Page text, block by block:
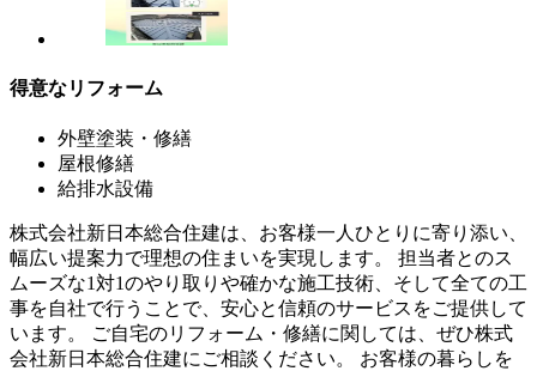
得意なリフォーム
外壁塗装・修繕
屋根修繕
給排水設備
株式会社新日本総合住建は、お客様一人ひとりに寄り添い、
幅広い提案力で理想の住まいを実現します。 担当者とのス
ムーズな1対1のやり取りや確かな施工技術、そして全ての工
事を自社で行うことで、安心と信頼のサービスをご提供して
います。 ご自宅のリフォーム・修繕に関しては、ぜひ株式
会社新日本総合住建にご相談ください。 お客様の暮らしを